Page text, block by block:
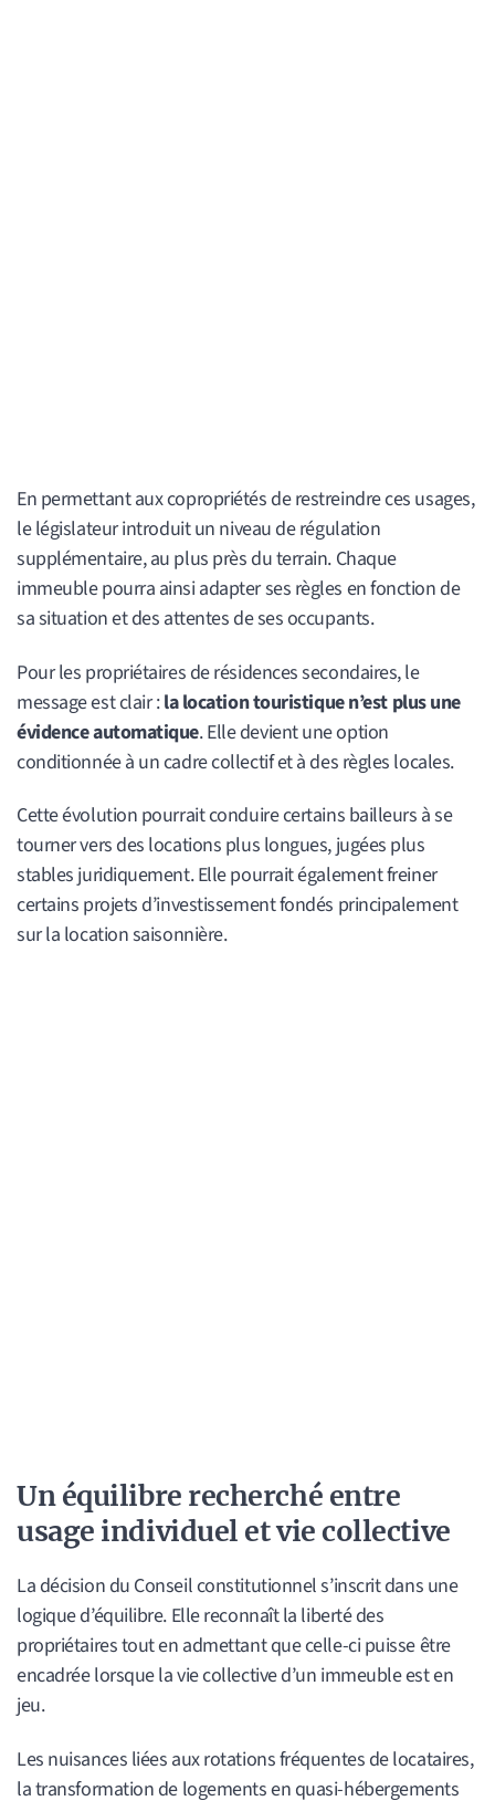
En permettant aux copropriétés de restreindre ces usages,
le législateur introduit un niveau de régulation
supplémentaire, au plus près du terrain. Chaque
immeuble pourra ainsi adapter ses règles en fonction de
sa situation et des attentes de ses occupants.
Pour les propriétaires de résidences secondaires, le
message est clair :la location touristique n’est plus une
évidence automatique. Elle devient une option
conditionnée à un cadre collectif et à des règles locales.
Cette évolution pourrait conduire certains bailleurs à se
tourner vers des locations plus longues, jugées plus
stables juridiquement. Elle pourrait également freiner
certains projets d’investissement fondés principalement
sur la location saisonnière.
Un équilibre recherché entre
usage individuel et vie collective
La décision du Conseil constitutionnel s’inscrit dans une
logique d’équilibre. Elle reconnaît la liberté des
propriétaires tout en admettant que celle-ci puisse être
encadrée lorsque la vie collective d’un immeuble est en
jeu.
Les nuisances liées aux rotations fréquentes de locataires,
la transformation de logements en quasi-hébergements